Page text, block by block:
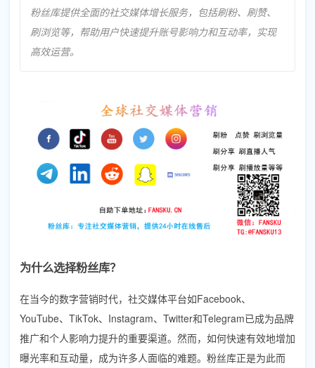
粉丝库提供全面的社交媒体增长服务，包括刷粉、刷赞、
刷浏览等，帮助用户快速提升账号影响力和互动率，实现
高效运营。
为什么选择粉丝库？
在当今的数字营销时代，社交媒体平台如Facebook、
YouTube、TikTok、Instagram、Twitter和Telegram已成为品牌
推广和个人影响力提升的重要渠道。然而，如何快速有效地增加
曝光率和互动量，成为许多人面临的难题。粉丝库正是为此而